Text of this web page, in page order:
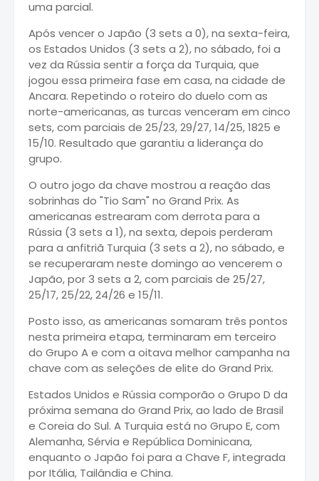
uma parcial.
Após vencer o Japão (3 sets a 0), na sexta-feira,
os Estados Unidos (3 sets a 2), no sábado, foi a
vez da Rússia sentir a força da Turquia, que
jogou essa primeira fase em casa, na cidade de
Ancara. Repetindo o roteiro do duelo com as
norte-americanas, as turcas venceram em cinco
sets, com parciais de 25/23, 29/27, 14/25, 1825 e
15/10. Resultado que garantiu a liderança do
grupo.
O outro jogo da chave mostrou a reação das
sobrinhas do "Tio Sam" no Grand Prix. As
americanas estrearam com derrota para a
Rússia (3 sets a 1), na sexta, depois perderam
para a anfitriã Turquia (3 sets a 2), no sábado, e
se recuperaram neste domingo ao vencerem o
Japão, por 3 sets a 2, com parciais de 25/27,
25/17, 25/22, 24/26 e 15/11.
Posto isso, as americanas somaram três pontos
nesta primeira etapa, terminaram em terceiro
do Grupo A e com a oitava melhor campanha na
chave com as seleções de elite do Grand Prix.
Estados Unidos e Rússia comporão o Grupo D da
próxima semana do Grand Prix, ao lado de Brasil
e Coreia do Sul. A Turquia está no Grupo E, com
Alemanha, Sérvia e República Dominicana,
enquanto o Japão foi para a Chave F, integrada
por Itália, Tailândia e China.